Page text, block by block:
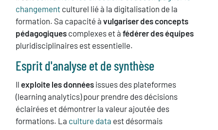
changement culturel lié à la digitalisation de la
formation. Sa capacité à vulgariser des concepts
pédagogiques complexes et à fédérer des équipes
pluridisciplinaires est essentielle.
Esprit d'analyse et de synthèse
Il exploite les données issues des plateformes
(learning analytics) pour prendre des décisions
éclairées et démontrer la valeur ajoutée des
formations. La culture data est désormais